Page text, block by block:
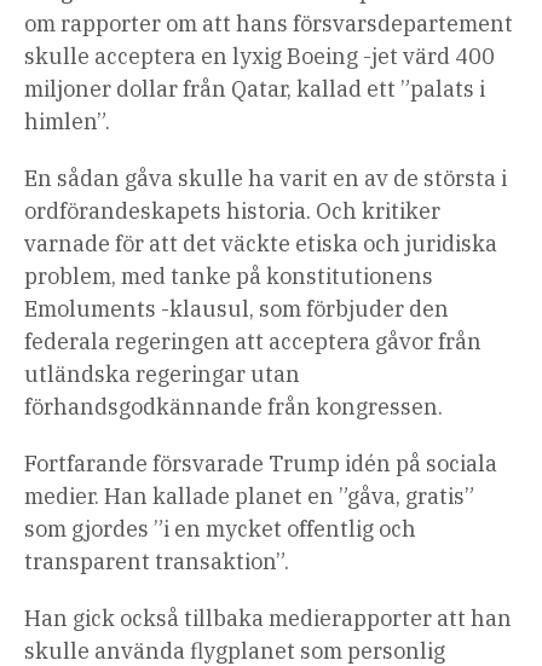
om rapporter om att hans försvarsdepartement
skulle acceptera en lyxig Boeing -jet värd 400
miljoner dollar från Qatar, kallad ett ”palats i
himlen”.
En sådan gåva skulle ha varit en av de största i
ordförandeskapets historia. Och kritiker
varnade för att det väckte etiska och juridiska
problem, med tanke på konstitutionens
Emoluments -klausul, som förbjuder den
federala regeringen att acceptera gåvor från
utländska regeringar utan
förhandsgodkännande från kongressen.
Fortfarande försvarade Trump idén på sociala
medier. Han kallade planet en ”gåva, gratis”
som gjordes ”i en mycket offentlig och
transparent transaktion”.
Han gick också tillbaka medierapporter att han
skulle använda flygplanet som personlig